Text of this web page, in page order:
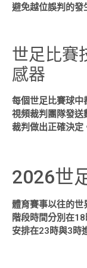
避免越位誤判的發
世足比賽
感器
每個世足比賽球中
視頻裁判團隊發送
裁判做出正確決定
2026世
體育賽事以往的世
階段時間分別在
安排在23時與3時